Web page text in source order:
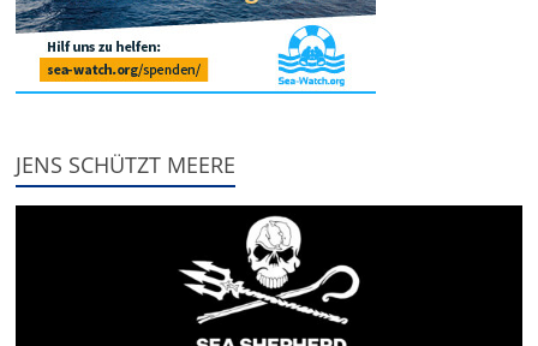
JENS SCHÜTZT MEERE